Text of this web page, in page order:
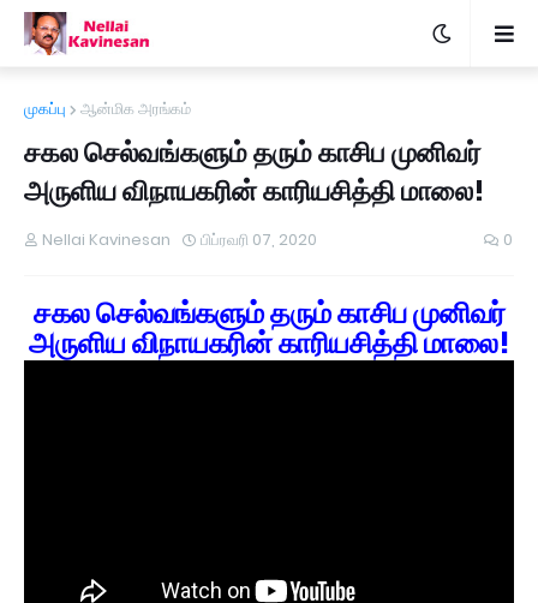
முகப்பு ஆன்மிக அரங்கம்
சகல செல்வங்களும் தரும் காசிப முனிவர்
அருளிய விநாயகரின் காரியசித்தி மாலை!
Nellai Kavinesan பிப்ரவரி 07, 2020 0
சகல செல்வங்களும் தரும் காசிப முனிவர்
அருளிய விநாயகரின் காரியசித்தி மாலை!